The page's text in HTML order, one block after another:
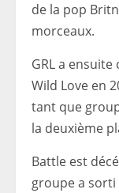
de la pop
morceaux.
GRL a
Wild Love en
tant que
la deuxième
Battle est
groupe a